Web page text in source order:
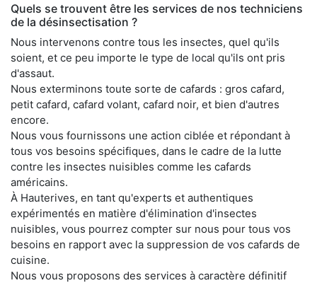
Quels se trouvent être les services de nos techniciens
de la désinsectisation ?
Nous intervenons contre tous les insectes, quel qu'ils
soient, et ce peu importe le type de local qu'ils ont pris
d'assaut.
Nous exterminons toute sorte de cafards : gros cafard,
petit cafard, cafard volant, cafard noir, et bien d'autres
encore.
Nous vous fournissons une action ciblée et répondant à
tous vos besoins spécifiques, dans le cadre de la lutte
contre les insectes nuisibles comme les cafards
américains.
À Hauterives, en tant qu'experts et authentiques
expérimentés en matière d'élimination d'insectes
nuisibles, vous pourrez compter sur nous pour tous vos
besoins en rapport avec la suppression de vos cafards de
cuisine.
Nous vous proposons des services à caractère définitif